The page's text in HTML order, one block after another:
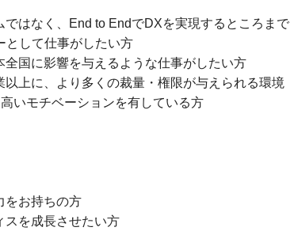
ではなく、End to EndでDXを実現するところまで
として仕事がしたい方
国に影響を与えるような仕事がしたい方
上に、より多くの裁量・権限が与えられる環境
いモチベーションを有している方
をお持ちの方
スを成長させたい方